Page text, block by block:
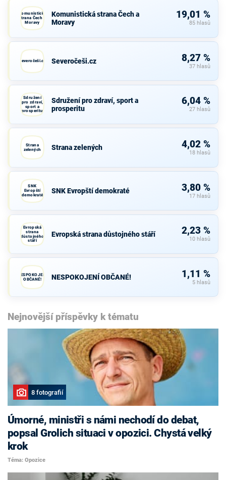
Komunistická
strana Čech a
Moravy
Komunistická strana Čech a
Moravy
19,01 %
85 hlasů
Severočeši.cz Severočeši.cz 8,27 %
37 hlasů
Sdružení
pro zdraví,
sport a
prosperitu
Sdružení pro zdraví, sport a
prosperitu
6,04 %
27 hlasů
Strana
zelených
Strana zelených 4,02 %
18 hlasů
SNK
Evropští
demokraté
SNK Evropští demokraté 3,80 %
17 hlasů
Evropská
strana
důstojného
stáří
Evropská strana důstojného stáří 2,23 %
10 hlasů
NESPOKOJENÍ
OBČANÉ!
NESPOKOJENÍ OBČANÉ! 1,11 %
5 hlasů
Nejnovější příspěvky k tématu
8 fotografií
Úmorné, ministři s námi nechodí do debat,
popsal Grolich situaci v opozici. Chystá velký
krok
Téma: Opozice